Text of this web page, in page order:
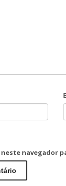
neste navegador